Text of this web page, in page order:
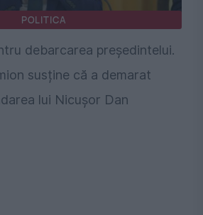
POLITICA
debarcarea președintelui.
susține că a demarat
lui Nicușor Dan